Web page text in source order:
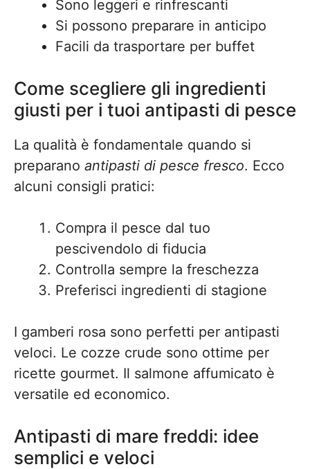
Sono leggeri e rinfrescanti
Si possono preparare in anticipo
Facili da trasportare per buffet
Come scegliere gli ingredienti
giusti per i tuoi antipasti di pesce
La qualità è fondamentale quando si
preparano antipasti di pesce fresco. Ecco
alcuni consigli pratici:
Compra il pesce dal tuo
pescivendolo di fiducia
Controlla sempre la freschezza
Preferisci ingredienti di stagione
I gamberi rosa sono perfetti per antipasti
veloci. Le cozze crude sono ottime per
ricette gourmet. Il salmone affumicato è
versatile ed economico.
Antipasti di mare freddi: idee
semplici e veloci